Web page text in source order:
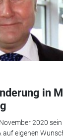
in
2020
eigenen